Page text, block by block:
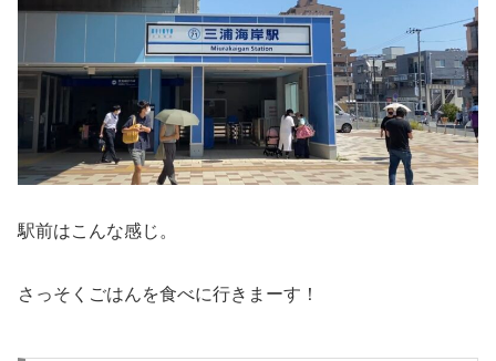
駅前はこんな感じ。
さっそくごはんを食べに行きまーす！